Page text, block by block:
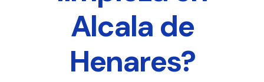
Alcala de
Henares?